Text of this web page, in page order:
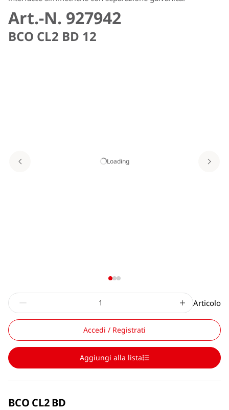
Art.-N. 927942
BCO CL2 BD 12
Loading
Articolo
Accedi / Registrati
Aggiungi alla lista
BCO CL2 BD